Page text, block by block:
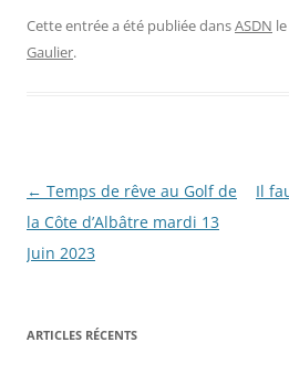
Cette entrée a été publiée dansASDN le
Gaulier.
Navigation
des
articles
← Temps de rêve au Golf de
la Côte d’Albâtre mardi 13
Juin 2023
Il
ARTICLES RÉCENTS